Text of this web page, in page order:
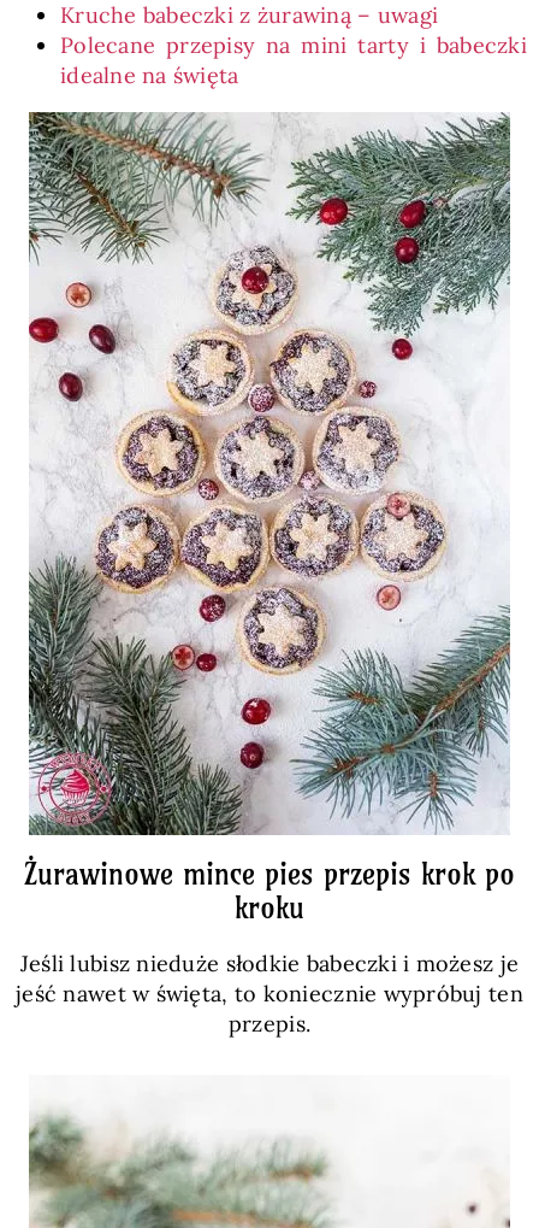
Kruche babeczki z żurawiną – uwagi
Polecane przepisy na mini tarty i babeczki
idealne na święta
Żurawinowe mince pies przepis krok po
kroku
Jeśli lubisz nieduże słodkie babeczki i możesz je
jeść nawet w święta, to koniecznie wypróbuj ten
przepis.